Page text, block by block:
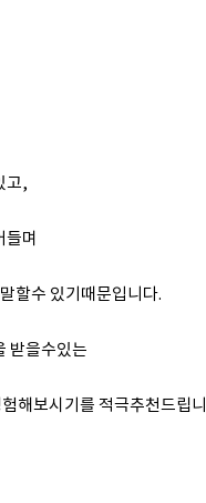
고,
며
할수 있기때문입니다.
받을수있는
해보시기를 적극추천드립